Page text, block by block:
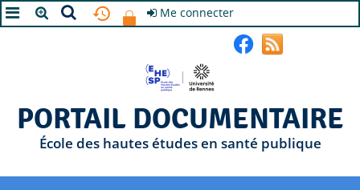
Me connecter
PORTAIL DOCUMENTAIRE
École des hautes études en santé publique